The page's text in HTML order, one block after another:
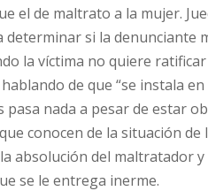
el de maltrato a la mujer.
si la denunciante
la víctima no quiere
de que “se instala en
nada a pesar de estar
conocen de la situación de
absolución del maltratador y
se le entrega inerme.